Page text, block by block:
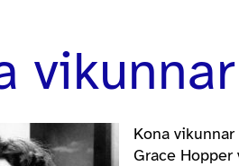
Kona
Grace